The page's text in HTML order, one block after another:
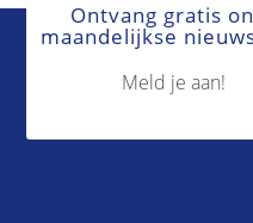
Ontvang gratis
maandelijkse
Meld je aan!